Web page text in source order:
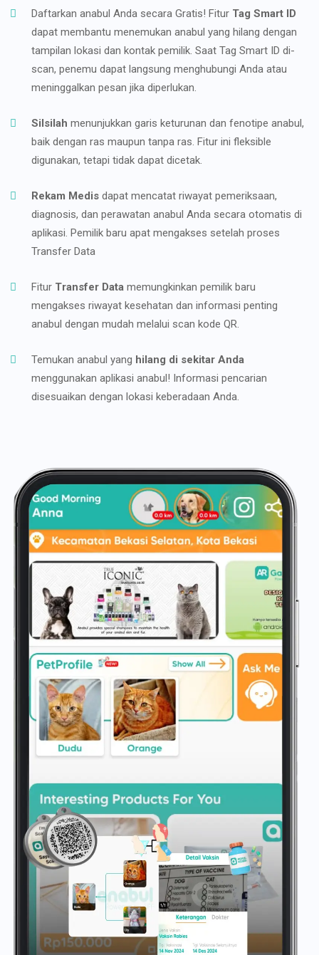
Daftarkan anabul Anda secara Gratis! Fitur Tag Smart ID
dapat membantu menemukan anabul yang hilang dengan
tampilan lokasi dan kontak pemilik. Saat Tag Smart ID di-
scan, penemu dapat langsung menghubungi Anda atau
meninggalkan pesan jika diperlukan.
Silsilah menunjukkan garis keturunan dan fenotipe anabul,
baik dengan ras maupun tanpa ras. Fitur ini fleksible
digunakan, tetapi tidak dapat dicetak.
Rekam Medis dapat mencatat riwayat pemeriksaan,
diagnosis, dan perawatan anabul Anda secara otomatis di
aplikasi. Pemilik baru apat mengakses setelah proses
Transfer Data
Fitur Transfer Data memungkinkan pemilik baru
mengakses riwayat kesehatan dan informasi penting
anabul dengan mudah melalui scan kode QR.
Temukan anabul yang hilang di sekitar Anda
menggunakan aplikasi anabul! Informasi pencarian
disesuaikan dengan lokasi keberadaan Anda.